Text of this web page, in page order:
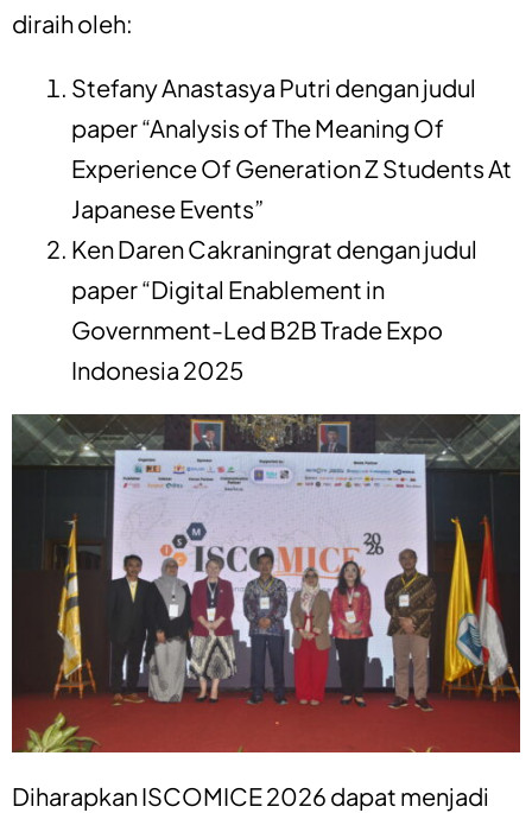
diraih oleh:
Stefany Anastasya Putri dengan judul
paper “Analysis of The Meaning Of
Experience Of Generation Z Students At
Japanese Events”
Ken Daren Cakraningrat dengan judul
paper “Digital Enablement in
Government-Led B2B Trade Expo
Indonesia 2025
Diharapkan ISCOMICE 2026 dapat menjadi